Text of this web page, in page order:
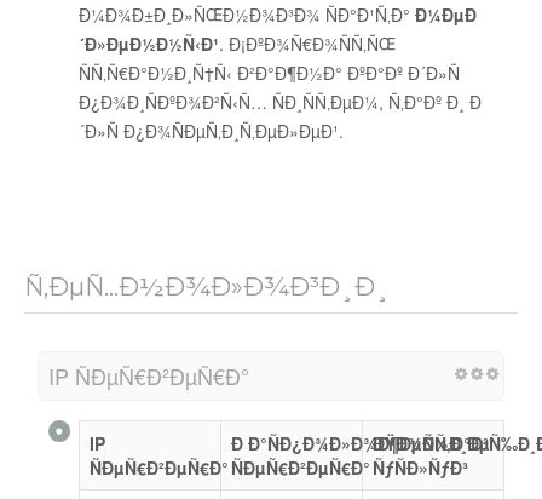
Ð¼Ð¾Ð±Ð¸Ð»ÑŒÐ½Ð¾Ð³Ð¾ ÑÐ°Ð¹Ñ‚Ð° Ð¼ÐµÐ
´Ð»ÐµÐ½Ð½Ñ‹Ð¹. Ð¡ÐºÐ¾Ñ€Ð¾ÑÑ‚ÑŒ
ÑÑ‚Ñ€Ð°Ð½Ð¸Ñ†Ñ‹ Ð²Ð°Ð¶Ð½Ð° ÐºÐ°Ðº Ð´Ð»Ñ
Ð¿Ð¾Ð¸ÑÐºÐ¾Ð²Ñ‹Ñ… ÑÐ¸ÑÑ‚ÐµÐ¼, Ñ‚Ð°Ðº Ð¸ Ð
´Ð»Ñ Ð¿Ð¾ÑÐµÑ‚Ð¸Ñ‚ÐµÐ»ÐµÐ¹.
Ñ‚ÐµÑ…Ð½Ð¾Ð»Ð¾Ð³Ð¸Ð¸
IP ÑÐµÑ€Ð²ÐµÑ€Ð°
IP
ÑÐµÑ€Ð²ÐµÑ€Ð°
Ð Ð°ÑÐ¿Ð¾Ð»Ð¾Ð¶ÐµÐ½Ð¸Ðµ
ÑÐµÑ€Ð²ÐµÑ€Ð° ÑƒÑÐ»ÑƒÐ³